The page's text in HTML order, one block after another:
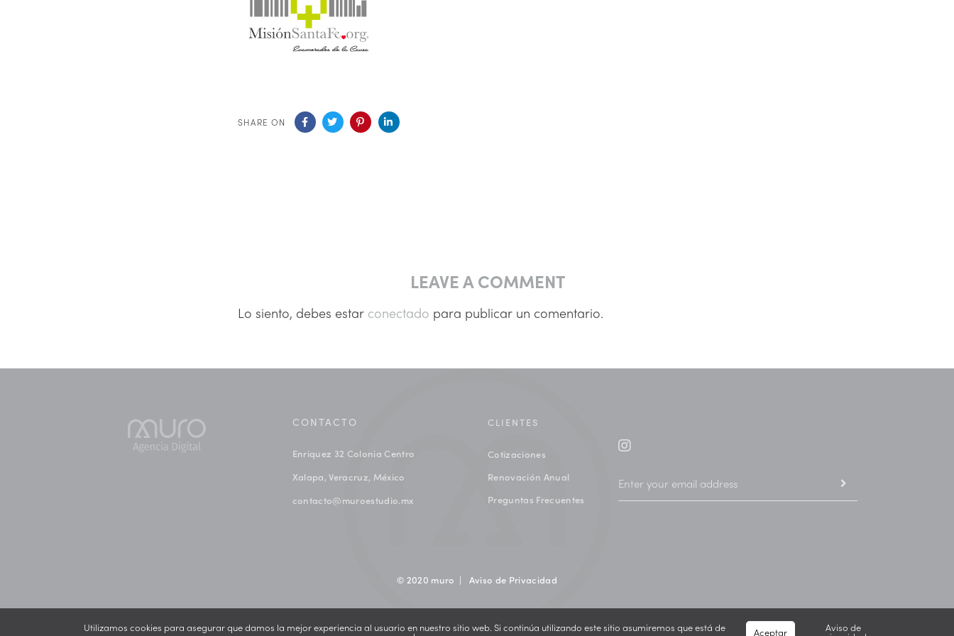
SHARE ON
LEAVE A COMMENT
Lo siento, debes estar conectado para publicar un comentario.
CONTACTO
Enriquez 32 Colonia Centro
Xalapa, Veracruz, México
contacto@muroestudio.mx
CLIENTES
Cotizaciones
Renovación Anual
Preguntas Frecuentes
© 2020 muro | Aviso de Privacidad
Utilizamos cookies para asegurar que damos la mejor experiencia al usuario en nuestro sitio web. Si continúa utilizando este sitio asumiremos que está de Aceptar Aviso de